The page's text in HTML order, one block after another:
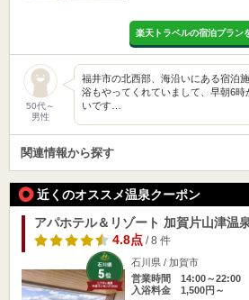
楽天トラベルの宿泊プラン
50代～
男性
福井市の北西部、海沿いにある宿泊
浴もやってくれていまして、早朝6
いです…
関連情報から探す
近くのオススメ温泉クーポン
アパホテル＆リゾート 加賀片山津温
4.8点/ 8 件
石川県 / 加賀市
営業時間 14:00～22:00
入浴料金 1,500円～